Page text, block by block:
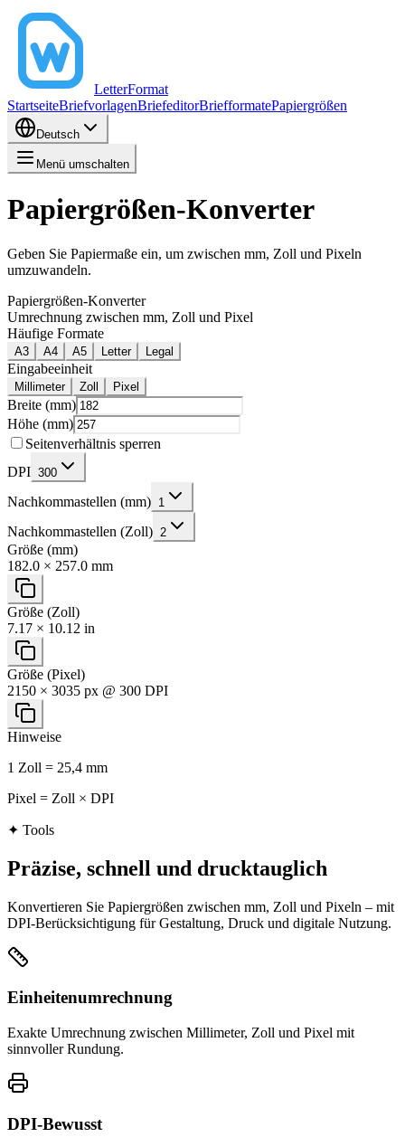
LetterFormat
StartseiteBriefvorlagenBriefeditorBriefformatePapiergrößen
Deutsch
Menü umschalten
Papiergrößen‑Konverter
Geben Sie Papiermaße ein, um zwischen mm, Zoll und Pixeln
umzuwandeln.
Papiergrößen‑Konverter
Umrechnung zwischen mm, Zoll und Pixel
Häufige Formate
A3 A4 A5 Letter Legal
Eingabeeinheit
Millimeter Zoll Pixel
Breite (mm)
Höhe (mm)
Seitenverhältnis sperren
DPI 300
Nachkommastellen (mm) 1
Nachkommastellen (Zoll) 2
Größe (mm)
182.0 × 257.0 mm
Größe (Zoll)
7.17 × 10.12 in
Größe (Pixel)
2150 × 3035 px @ 300 DPI
Hinweise
1 Zoll = 25,4 mm
Pixel = Zoll × DPI
✦ Tools
Präzise, schnell und drucktauglich
Konvertieren Sie Papiergrößen zwischen mm, Zoll und Pixeln – mit
DPI‑Berücksichtigung für Gestaltung, Druck und digitale Nutzung.
Einheitenumrechnung
Exakte Umrechnung zwischen Millimeter, Zoll und Pixel mit
sinnvoller Rundung.
DPI‑Bewusst